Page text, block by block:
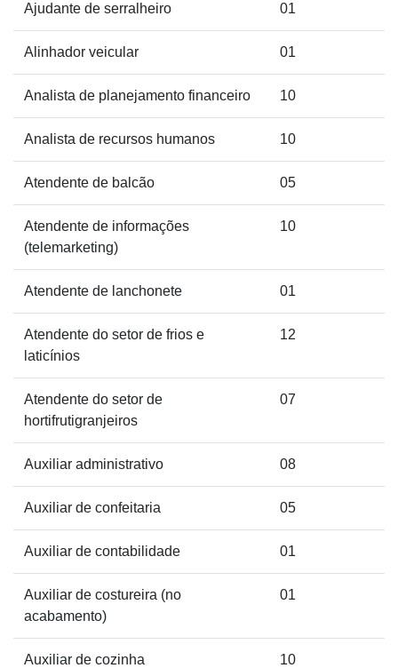
Ajudante de serralheiro 01
Alinhador veicular 01
Analista de planejamento financeiro 10
Analista de recursos humanos 10
Atendente de balcão 05
Atendente de informações
(telemarketing)
10
Atendente de lanchonete 01
Atendente do setor de frios e
laticínios
12
Atendente do setor de
hortifrutigranjeiros
07
Auxiliar administrativo 08
Auxiliar de confeitaria 05
Auxiliar de contabilidade 01
Auxiliar de costureira (no
acabamento)
01
Auxiliar de cozinha 10